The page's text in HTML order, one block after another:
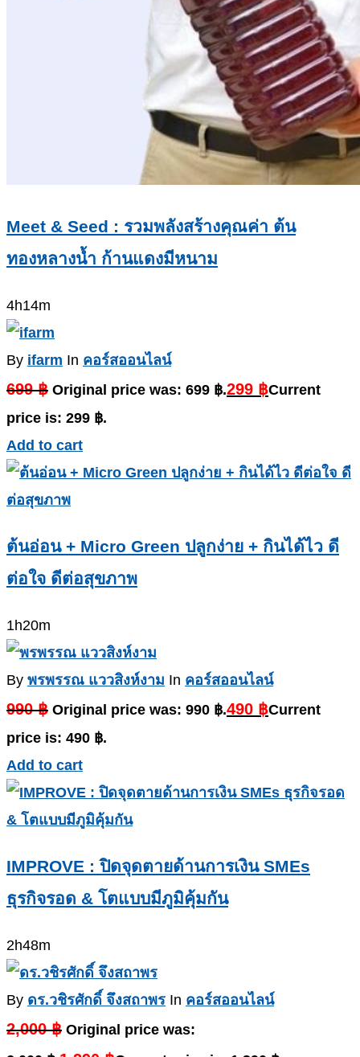
Meet & Seed : รวมพลังสร้างคุณค่า ต้น
ทองหลางน้ำ ก้านแดงมีหนาม
4h14m
By ifarm In คอร์สออนไลน์
699฿ Original price was: 699 ฿.299 ฿Current
price is: 299 ฿.
Add to cart
ต้นอ่อน + Micro Green ปลูกง่าย + กินได้ไว ดี
ต่อใจ ดีต่อสุขภาพ
1h20m
By พรพรรณ แววสิงห์งาม In คอร์สออนไลน์
990฿ Original price was: 990 ฿.490 ฿Current
price is: 490 ฿.
Add to cart
IMPROVE : ปิดจุดตายด้านการเงิน SMEs
ธุรกิจรอด & โตแบบมีภูมิคุ้มกัน
2h48m
By ดร.วชิรศักดิ์ จึงสถาพร In คอร์สออนไลน์
2,000฿ Original price was: